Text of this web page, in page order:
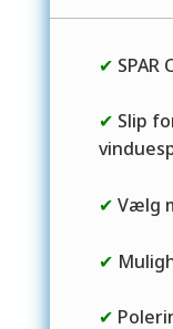
✔ SPAR
✔ Slip
✔ Vælg
✔
✔